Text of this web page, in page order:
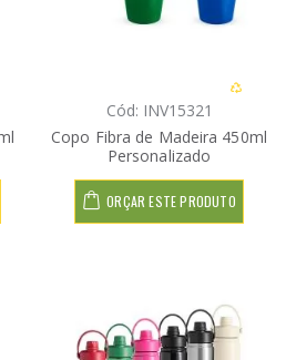
Cód: INV15321
Copo Fibra de Madeira 450ml
Personalizado
ORÇAR ESTE PRODUTO